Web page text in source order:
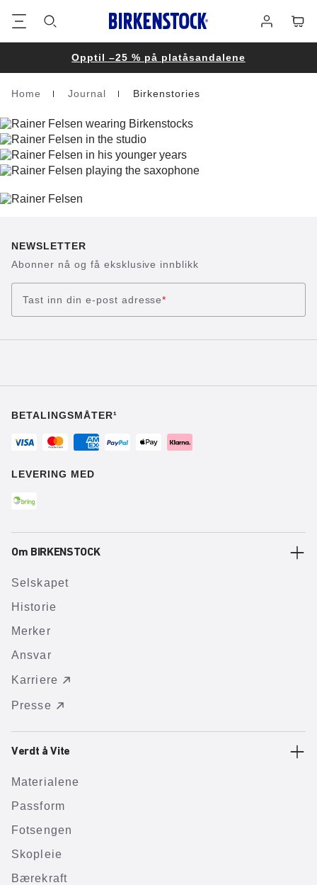
Opptil –25 % på platåsandalene
Homepage
Home Journal Birkenstories
NEWSLETTER
Abonner nå og få eksklusive innblikk
Tast inn din e-post adresse*
BETALINGSMÅTER¹
LEVERING MED
Om BIRKENSTOCK
Selskapet
Historie
Merker
Ansvar
Karriere
Presse
Verdt å Vite
Materialene
Passform
Fotsengen
Skopleie
Bærekraft